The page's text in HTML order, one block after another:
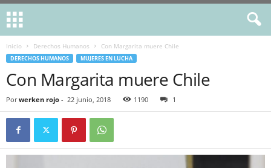
Inicio Derechos Humanos Con Margarita muere Chile
DERECHOS HUMANOS MUJERES EN LUCHA
Con Margarita muere Chile
Por werken rojo - 22 junio, 2018 1190 1